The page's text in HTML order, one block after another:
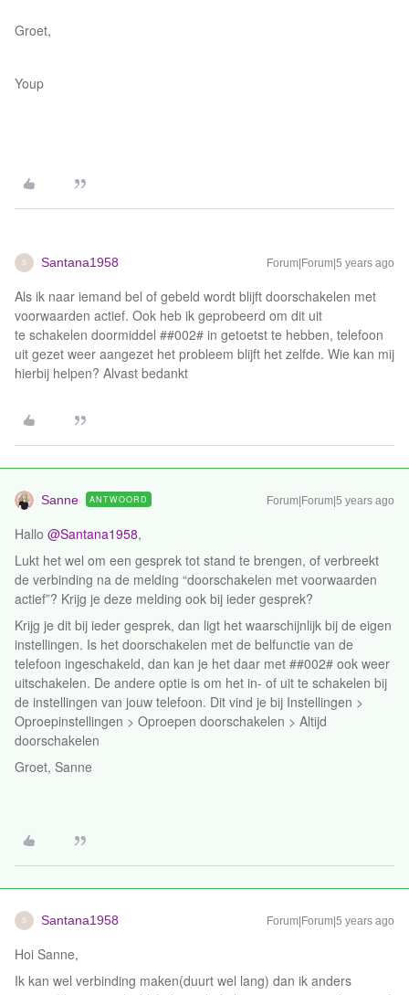
Groet,
Youp
S Santana1958 Forum|Forum|5 years ago
Als ik naar iemand bel of gebeld wordt blijft doorschakelen met
voorwaarden actief. Ook heb ik geprobeerd om dit uit
te schakelen doormiddel ##002# in getoetst te hebben, telefoon
uit gezet weer aangezet het probleem blijft het zelfde. Wie kan mij
hierbij helpen? Alvast bedankt
Sanne ANTWOORD Forum|Forum|5 years ago
Hallo @Santana1958,
Lukt het wel om een gesprek tot stand te brengen, of verbreekt
de verbinding na de melding “doorschakelen met voorwaarden
actief”? Krijg je deze melding ook bij ieder gesprek?
Krijg je dit bij ieder gesprek, dan ligt het waarschijnlijk bij de eigen
instellingen. Is het doorschakelen met de belfunctie van de
telefoon ingeschakeld, dan kan je het daar met ##002# ook weer
uitschakelen. De andere optie is om het in- of uit te schakelen bij
de instellingen van jouw telefoon. Dit vind je bij Instellingen >
Oproepinstellingen > Oproepen doorschakelen > Altijd
doorschakelen
Groet, Sanne
S Santana1958 Forum|Forum|5 years ago
Hoi Sanne,
Ik kan wel verbinding maken(duurt wel lang) dan ik anders